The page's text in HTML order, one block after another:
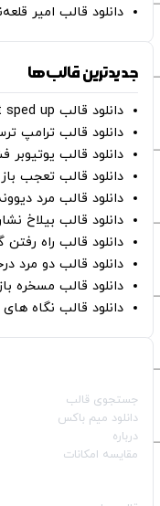
دانلود قالب امیر
جدیدترین قالب‌ها
دانلود قالب perfect face - laydownrot sped up
دانلود قالب ترامپ
دانلود قالب یوتیوبر
دانلود قالب تعجب
دانلود قالب مرد
دانلود قالب بیلاخ
دانلود قالب راه رفتن گنگ ۳
دانلود قالب دو مرد
دانلود قالب مسخره
دانلود قالب نگاه
جستجوی قالب
دانلود میم باکس
درباره
مقایسه امکانات